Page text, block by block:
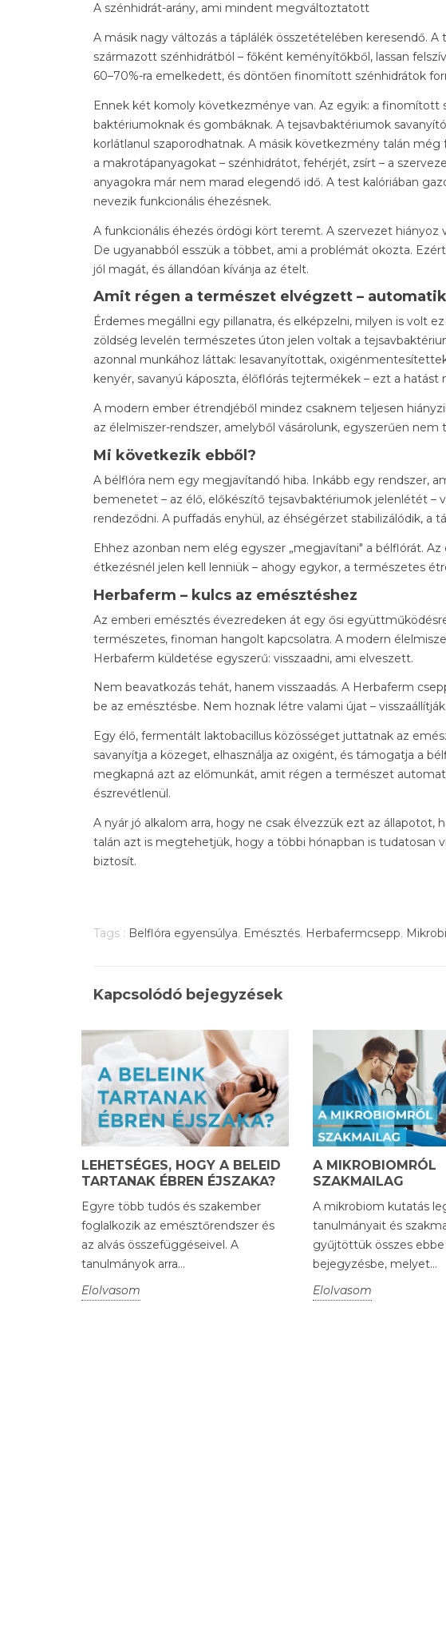
A szénhidrát-arány, ami mindent megváltoztatott
A másik nagy változás a táplálék összetételében keresendő.
származott szénhidrátból – főként keményítőkből, lassan
60–70%-ra emelkedett, és döntően finomított szénhidrátok
Ennek két komoly következménye van. Az egyik: a finomított
baktériumoknak és gombáknak. A tejsavbaktériumok
korlátlanul szaporodhatnak. A másik következmény talán
a makrotápanyagokat – szénhidrátot, fehérjét, zsírt – a
anyagokra már nem marad elegendő idő. A test kalóriában
nevezik funkcionális éhezésnek.
A funkcionális éhezés ördögi kört teremt. A szervezet
De ugyanabból esszük a többet, ami a problémát okozta.
jól magát, és állandóan kívánja az ételt.
Amit régen a természet elvégzett –
Érdemes megállni egy pillanatra, és elképzelni, milyen is volt
zöldség levelén természetes úton jelen voltak a
azonnal munkához láttak: lesavanyítottak,
kenyér, savanyú káposzta, élőflórás tejtermékek – ezt a
A modern ember étrendjéből mindez csaknem teljesen
az élelmiszer-rendszer, amelyből vásárolunk, egyszerűen
Mi következik ebből?
A bélflóra nem egy megjavítandó hiba. Inkább egy rendszer,
bemenetet – az élő, előkészítő tejsavbaktériumok jelenlétét –
rendeződni. A puffadás enyhül, az éhségérzet stabilizálódik, a
Ehhez azonban nem elég egyszer „megjavítani" a bélflórát.
étkezésnél jelen kell lenniük – ahogy egykor, a természetes
Herbaferm – kulcs az emésztéshez
Az emberi emésztés évezredeken át egy ősi
természetes, finoman hangolt kapcsolatra. A modern
Herbaferm küldetése egyszerű: visszaadni, ami elveszett.
Nem beavatkozás tehát, hanem visszaadás. A Herbaferm
be az emésztésbe. Nem hoznak létre valami újat –
Egy élő, fermentált laktobacillus közösséget juttatnak az
savanyítja a közeget, elhasználja az oxigént, és támogatja a
megkapná azt az előmunkát, amit régen a természet
észrevétlenül.
A nyár jó alkalom arra, hogy ne csak élvezzük ezt az
talán azt is megtehetjük, hogy a többi hónapban is tudatosan
biztosít.
Tags : Belflóra egyensúlya, Emésztés, Herbafermcsepp,
Kapcsolódó bejegyzések
LEHETSÉGES, HOGY A BELEID
TARTANAK ÉBREN ÉJSZAKA?
Egyre több tudós és szakember
foglalkozik az emésztőrendszer és
az alvás összefüggéseivel. A
tanulmányok arra...
Elolvasom
A MIKROBIOMRÓL
SZAKMAILAG
A mikrobiom kutatás
tanulmányait és
gyűjtöttük összes ebbe
bejegyzésbe, melyet...
Elolvasom